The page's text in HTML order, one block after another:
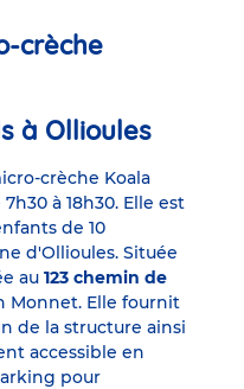
crèche
à Ollioules
crèche Koala
à 18h30. Elle est
de 10
d'Ollioules. Située
au 123 chemin de
Monnet. Elle fournit
de la structure ainsi
accessible en
pour